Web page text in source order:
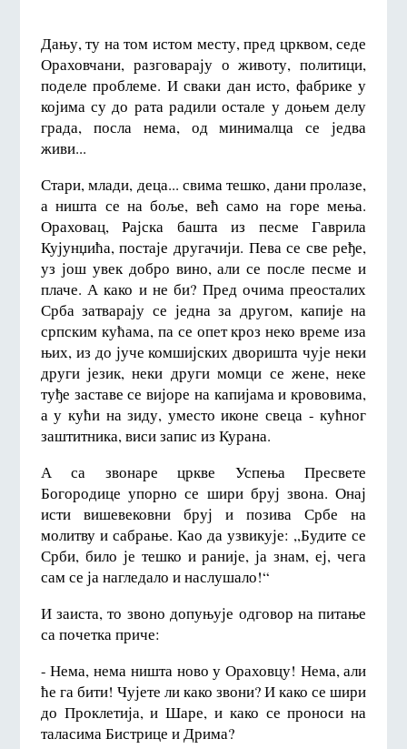
Дању, ту на том истом месту, пред црквом, седе
Ораховчани, разговарају о животу, политици,
поделе проблеме. И сваки дан исто, фабрике у
којима су до рата радили остале у доњем делу
града, посла нема, од минималца се једва
живи...
Стари, млади, деца... свима тешко, дани пролазе,
а ништа се на боље, већ само на горе мења.
Ораховац, Рајска башта из песме Гаврила
Кујунџића, постаје другачији. Пева се све ређе,
уз још увек добро вино, али се после песме и
плаче. А како и не би? Пред очима преосталих
Срба затварају се једна за другом, капије на
српским кућама, па се опет кроз неко време иза
њих, из до јуче комшијских дворишта чује неки
други језик, неки други момци се жене, неке
туђе заставе се вијоре на капијама и крововима,
а у кући на зиду, уместо иконе свеца - кућног
заштитника, виси запис из Курана.
А са звонаре цркве Успења Пресвете
Богородице упорно се шири бруј звона. Онај
исти вишевековни бруј и позива Србе на
молитву и сабрање. Као да узвикује: ,,Будите се
Срби, било је тешко и раније, ја знам, еј, чега
сам се ја нагледало и наслушало!“
И заиста, то звоно допуњује одговор на питање
са почетка приче:
- Нема, нема ништа ново у Ораховцу! Нема, али
ће га бити! Чујете ли како звони? И како се шири
до Проклетија, и Шаре, и како се проноси на
таласима Бистрице и Дрима?